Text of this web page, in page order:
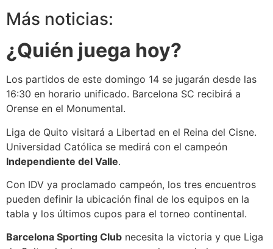
Más noticias:
¿Quién juega hoy?
Los partidos de este domingo 14 se jugarán desde las
16:30 en horario unificado. Barcelona SC recibirá a
Orense en el Monumental.
Liga de Quito visitará a Libertad en el Reina del Cisne.
Universidad Católica se medirá con el campeón
Independiente del Valle.
Con IDV ya proclamado campeón, los tres encuentros
pueden definir la ubicación final de los equipos en la
tabla y los últimos cupos para el torneo continental.
Barcelona Sporting Club necesita la victoria y que Liga